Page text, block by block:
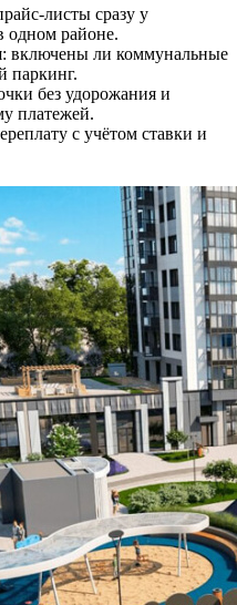
листы сразу у
одном районе.
включены ли коммунальные
паркинг.
без удорожания и
платежей.
с учётом ставки и